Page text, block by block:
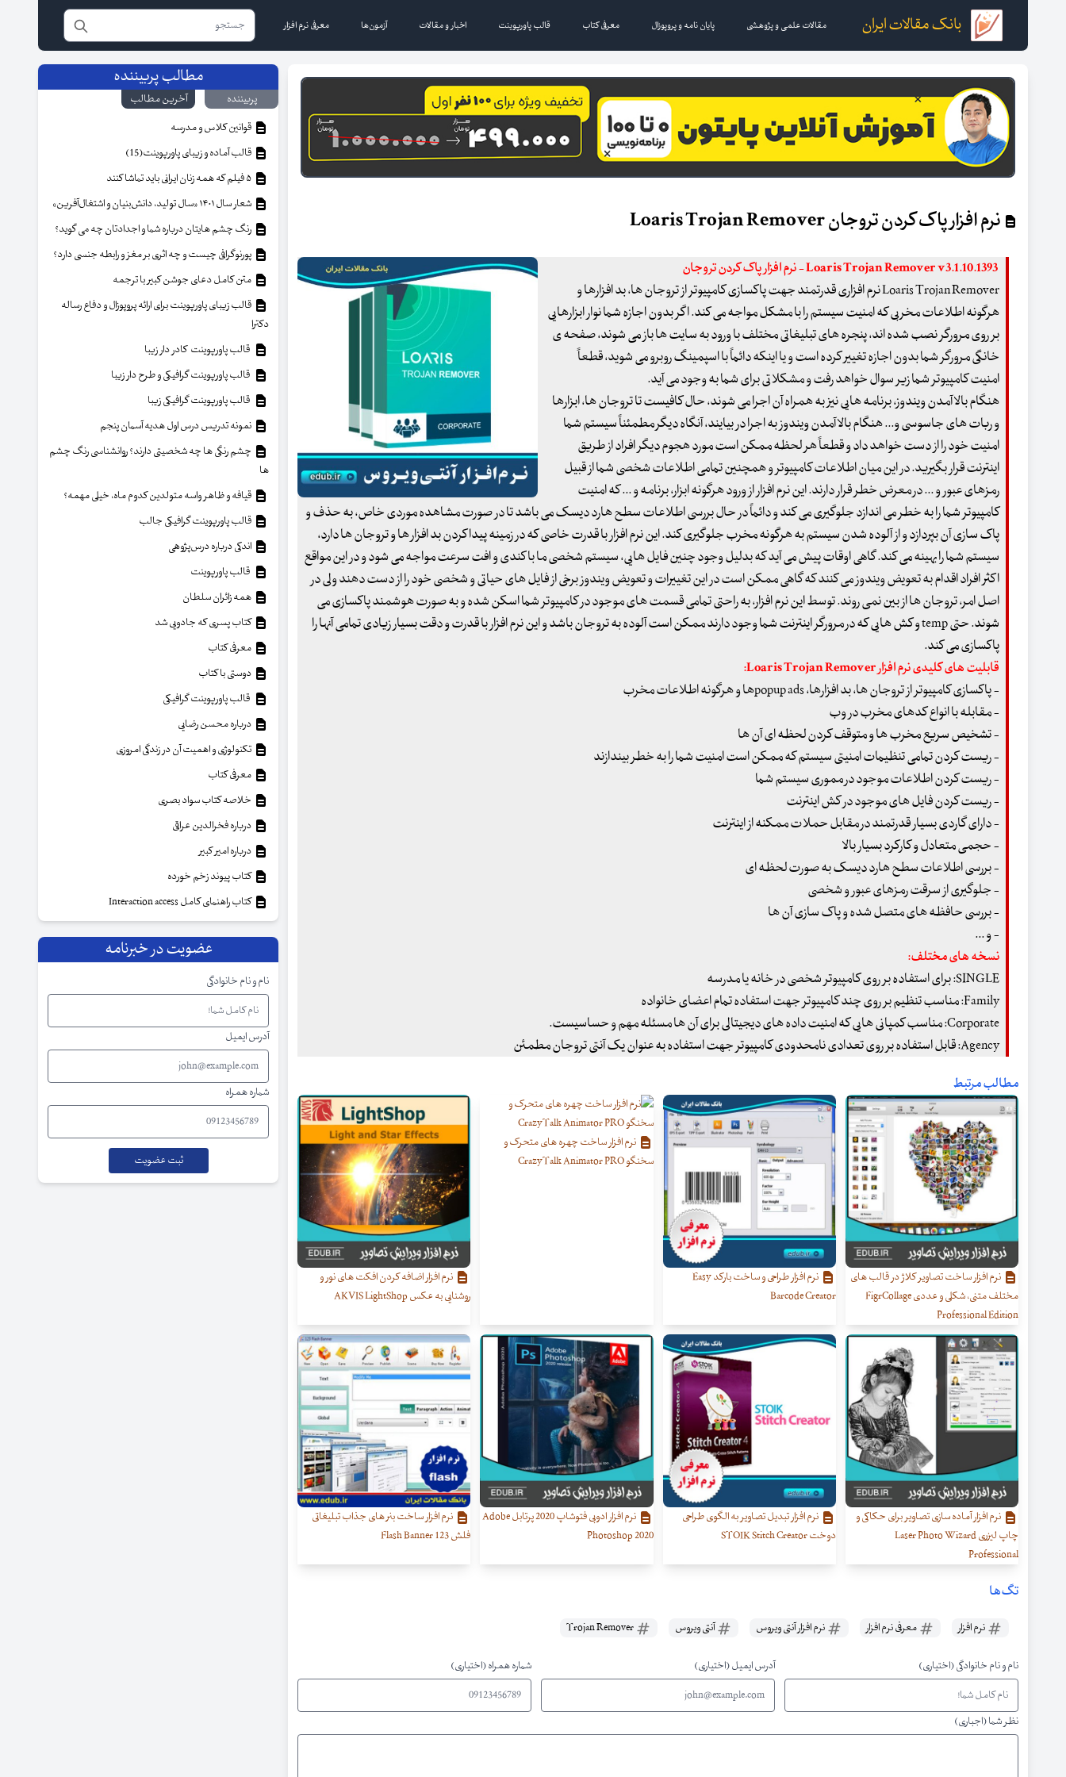
بانک مقالات ایران مقالات علمی و پژوهشی پایان نامه و پروپوزال معرفی کتاب قالب پاورپوینت اخبار و مقالات آزمون‌ها معرفی نرم افزار
نرم افزار پاک کردن تروجان Loaris Trojan Remover
Loaris Trojan Remover نرم افزاری قدرتمند جهت پاکسازی کامپیوتر از تروجان ها، بد افزارها و
هرگونه اطلاعات مخربی که امنیت سیستم را با مشکل مواجه می کند. اگر بدون اجازه شما نوار ابزارهایی
بر روی مرورگر نصب شده اند، پنجره های تبلیغاتی مختلف با ورود به سایت ها باز می شوند، صفحه ی
خانگی مرورگر شما بدون اجازه تغییر کرده است و یا اینکه دائماً با اسپمینگ روبرو می شوید، قطعاً
امنیت کامپیوتر شما زیر سوال خواهد رفت و مشکلاتی برای شما به وجود می آید.
هنگام بالا آمدن ویندوز، برنامه هایی نیز به همراه آن اجرا می شوند، حال کافیست تا تروجان ها، ابزارها
و ربات های جاسوسی و... هنگام بالا آمدن ویندوز به اجرا در بیایند، آنگاه دیگر مطمئناً سیستم شما
امنیت خود را از دست خواهد داد و قطعاً هر لحظه ممکن است مورد هجوم دیگر افراد از طریق
اینترنت قرار بگیرید. در این میان اطلاعات کامپیوتر و همچنین تمامی اطلاعات شخصی شما از قبیل
رمزهای عبور و ... در معرض خطر قرار دارند. این نرم افزار از ورود هرگونه ابزار، برنامه و ... که امنیت
کامپیوتر شما را به خطر می اندازد جلوگیری می کند و دائماً در حال بررسی اطلاعات سطح هارد دیسک می باشد تا در صورت مشاهده موردی خاص، به حذف و
پاک سازی آن بپردازد و از آلوده شدن سیستم به هرگونه مخرب جلوگیری کند. این نرم افزار با قدرت خاصی که در زمینه پیدا کردن بد افزار ها و تروجان ها دارد،
سیستم شما را بهینه می کند. گاهی اوقات پیش می آید که بدلیل وجود چنین فایل هایی، سیستم شخصی ما با کندی و افت سرعت مواجه می شود و در این مواقع
اکثر افراد اقدام به تعویض ویندوز می کنند که گاهی ممکن است در این تغییرات و تعویض ویندوز برخی از فایل های حیاتی و شخصی خود را از دست دهند ولی در
اصل امر، تروجان ها از بین نمی روند. توسط این نرم افزار، به راحتی تمامی قسمت های موجود در کامپیوتر شما اسکن شده و به صورت هوشمند پاکسازی می
شوند. حتی temp و کش هایی که در مرورگر اینترنت شما وجود دارند ممکن است آلوده به تروجان باشد و این نرم افزار با قدرت و دقت بسیار زیادی تمامی آنها را
پاکسازی می کند.
قابلیت های کلیدی نرم افزار Loaris Trojan Remover:
- پاکسازی کامپیوتر از تروجان ها، بد افزارها، popup adsها و هرگونه اطلاعات مخرب
- مقابله با انواع کدهای مخرب در وب
- تشخیص سریع مخرب ها و متوقف کردن لحظه ای آن ها
- ریست کردن تمامی تنظیمات امنیتی سیستم که ممکن است امنیت شما را به خطر بیندازند
- ریست کردن اطلاعات موجود در مموری سیستم شما
- ریست کردن فایل های موجود در کش اینترنت
- دارای گاردی بسیار قدرتمند در مقابل حملات ممکنه از اینترنت
- حجمی متعادل و کارکرد بسیار بالا
- بررسی اطلاعات سطح هارد دیسک به صورت لحظه ای
- جلوگیری از سرقت رمزهای عبور و شخصی
- بررسی حافظه های متصل شده و پاک سازی آن ها
- و ...
نسخه های مختلف:
SINGLE: برای استفاده بر روی کامپیوتر شخصی در خانه یا مدرسه
Family: مناسب تنظیم بر روی چند کامپیوتر جهت استفاده تمام اعضای خانواده
Corporate: مناسب کمپانی هایی که امنیت داده های دیجیتالی برای آن ها مسئله مهم و حساسیست.
Agency: قابل استفاده بر روی تعدادی نامحدودی کامپیوتر جهت استفاده به عنوان یک آنتی تروجان مطمئن
مطالب مرتبط
نرم افزار ساخت تصاویر کلاژ در قالب های
مختلف متنی، شکلی و عددی FigrCollage
Professional Edition
نرم افزار طراحی و ساخت بارکد Easy
Barcode Creator
نرم افزار ساخت چهره های متحرک و
سخنگو CrazyTalk Animator PRO
نرم افزار اضافه کردن افکت های نور و
روشنایی به عکس AKVIS LightShop
نرم افزار آماده سازی تصاویر برای حکاکی و
چاپ لیزری Laser Photo Wizard
Professional
نرم افزار تبدیل تصاویر به الگوی طراحی
دوخت STOIK Stitch Creator
نرم افزار ادوبی فتوشاپ 2020 پرتابل Adobe
Photoshop 2020
نرم افزار ساخت بنر های جذاب تبلیغاتی
فلش 123 Flash Banner
تگ‌ها
نرم افزار معرفی نرم افزار نرم افزار آنتی ویروس آنتی ویروس
نام و نام خانوادگی (اختیاری) آدرس ایمیل (اختیاری) شماره همراه (اختیاری)
نظر شما (اجباری)
مطالب پربیننده
پربیننده
آخرین مطالب
قوانین کلاس و مدرسه
قالب آماده و زیبای پاورپوینت(15)
شعار سال ۱۴۰۱ «سال تولید، دانش‌بنیان و اشتغال‌آفرین»
رنگ چشم هایتان درباره شما و اجدادتان چه می گوید؟
پورنوگرافی چیست و چه اثری بر مغز و رابطه جنسی دارد؟
متن کامل دعای جوشن کبیر با ترجمه
قالب زیبای پاورپوینت برای ارائه پروپوزال و دفاع رساله
دکترا
قالب پاورپوینت کادر دار زیبا
قالب پاورپوینت گرافیکی و طرح دار زیبا
قالب پاورپوینت گرافیکی زیبا
نمونه تدریس درس اول هدیه آسمان پنجم
چشم رنگی ها چه شخصیتی دارند؟ روانشناسی رنگ چشم
ها
قیافه و ظاهر واسه متولدین کدوم ماه، خیلی مهمه؟
قالب پاورپوینت گرافیکی جالب
اندکی درباره درس‌پژوهی
قالب پاورپوینت
همه زائران سلطان
کتاب پسری که جادویی شد
معرفی کتاب
دوستی با کتاب
قالب پاورپوینت گرافیکی
درباره محسن رضایی
تکنولوژی و اهمیت آن در زندگی امروزی
معرفی کتاب
خلاصه کتاب سواد بصری
درباره فخرالدین عراقی
درباره امیر کبیر
کتاب پیوند زخم خورده
کتاب راهنمای کامل Interaction access
عضویت در خبرنامه
نام و نام خانوادگی
آدرس ایمیل
شماره همراه